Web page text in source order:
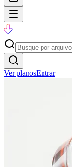
Ver planosEntrar